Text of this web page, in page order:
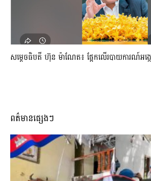
សម្តេចធិបតី ហ៊ុន ម៉ាណែត៖ ផ្អែកលើរបាយការណ៍អង្ក
ពត៌មានផ្សេងៗ